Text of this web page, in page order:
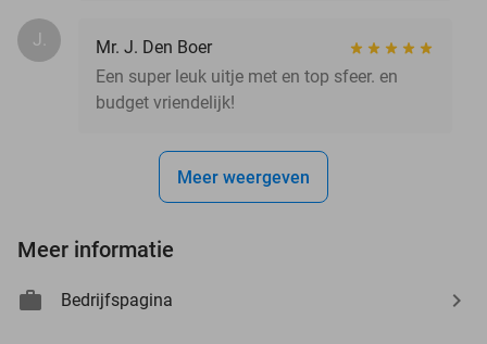
J.
Mr. J. Den Boer
Een super leuk uitje met en top sfeer. en
budget vriendelijk!
Meer weergeven
Meer informatie
Bedrijfspagina